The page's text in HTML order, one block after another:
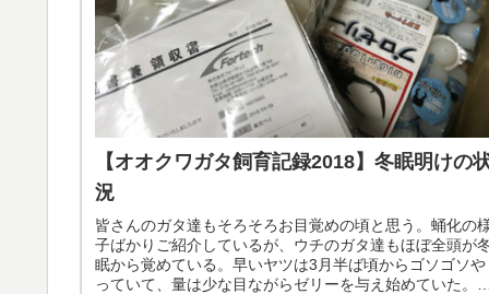
【オオクワガタ飼育記録2018】冬眠明けの
況
皆さんのガタ達もそろそろお目覚めの頃と思う。蛹化の
子ばかりご紹介しているが、ウチのガタ達もほぼ全頭が
眠から覚めている。早いヤツは3月半ば頃からゴソゴソや
っていて、量は少な目ながらゼリーを与え始めていた。冬